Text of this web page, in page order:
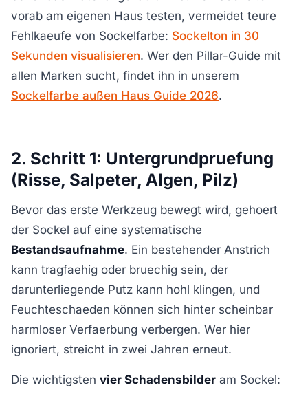
vorab am eigenen Haus testen, vermeidet teure
Fehlkaeufe von Sockelfarbe: Sockelton in 30
Sekunden visualisieren. Wer den Pillar-Guide mit
allen Marken sucht, findet ihn in unserem
Sockelfarbe außen Haus Guide 2026.
2. Schritt 1: Untergrundpruefung
(Risse, Salpeter, Algen, Pilz)
Bevor das erste Werkzeug bewegt wird, gehoert
der Sockel auf eine systematische
Bestandsaufnahme. Ein bestehender Anstrich
kann tragfaehig oder bruechig sein, der
darunterliegende Putz kann hohl klingen, und
Feuchteschaeden können sich hinter scheinbar
harmloser Verfaerbung verbergen. Wer hier
ignoriert, streicht in zwei Jahren erneut.
Die wichtigsten vier Schadensbilder am Sockel: